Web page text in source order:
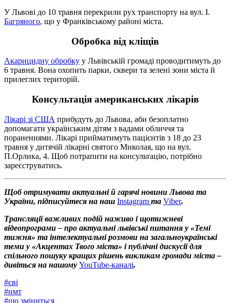
У Львові до 10 травня перекрили рух транспорту на вул. І.
Багряного, що у Франківському районі міста.
Обробка від кліщів
Акарицидну обробку у Львівській громаді проводитимуть до
6 травня. Вона охопить парки, сквери та зелені зони міста й
прилеглих територій.
Консультація американських лікарів
Лікарі зі США прибудуть до Львова, аби безоплатно
допомагати українським дітям з вадами обличчя та
пораненнями. Лікарі прийматимуть пацієнтів з 18 до 23
травня у дитячій лікарні святого Миколая, що на вул.
П.Орлика, 4. Щоб потрапити на консультацію, потрібно
зареєструватись.
Щоб отримувати актуальні й гарячі новини Львова та
України, підписуйтеся на наш Instagram та Viber.
Трансляції важливих подій наживо і щотижневі
відеопрограми – про актуальні львівські питання у «Темі
тижня» та інтелектуальні розмови на загальноукраїнські
теми у «Акцентах Твого міста» і публічні дискусії для
спільного пошуку кращих рішень викликам громади міста –
дивіться на нашому YouTube-каналі.
#єві
#нмт
#що зміниться